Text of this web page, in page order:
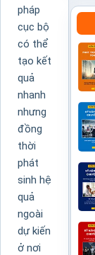
pháp
cục bộ
có thể
tạo kết
quả
nhanh
nhưng
đồng
thời
phát
sinh hệ
quả
ngoài
dự kiến
ở nơi